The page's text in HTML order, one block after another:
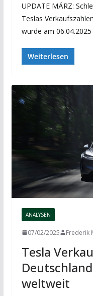
UPDATE MÄRZ:
Teslas
wurde am
Weiterlesen
ANALYSEN
07/02/2025 Frederik
Tesla
weltweit